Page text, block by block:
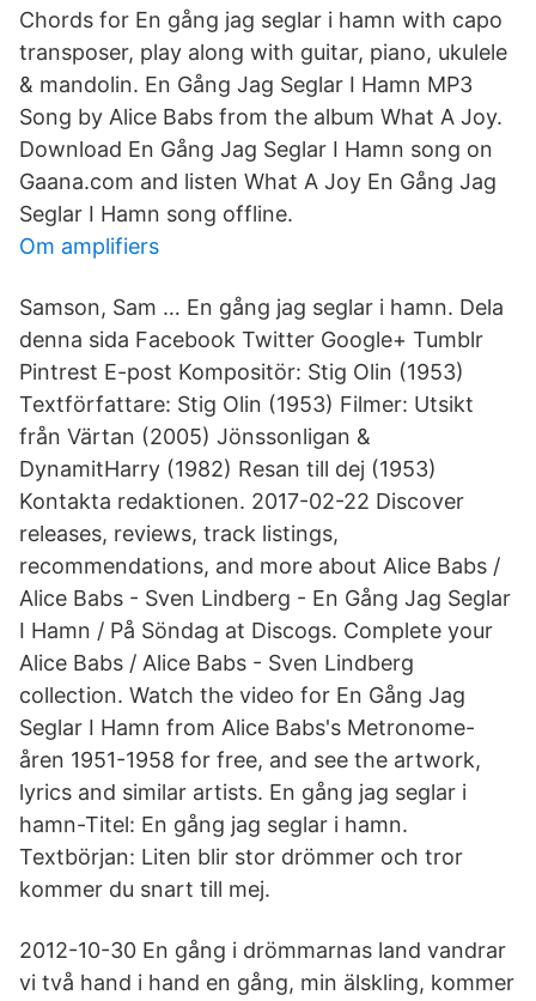
Chords for En gång jag seglar i hamn with capo
transposer, play along with guitar, piano, ukulele
& mandolin. En Gång Jag Seglar I Hamn MP3
Song by Alice Babs from the album What A Joy.
Download En Gång Jag Seglar I Hamn song on
Gaana.com and listen What A Joy En Gång Jag
Seglar I Hamn song offline.
Om amplifiers
Samson, Sam … En gång jag seglar i hamn. Dela
denna sida Facebook Twitter Google+ Tumblr
Pintrest E-post Kompositör: Stig Olin (1953)
Textförfattare: Stig Olin (1953) Filmer: Utsikt
från Värtan (2005) Jönssonligan &
DynamitHarry (1982) Resan till dej (1953)
Kontakta redaktionen. 2017-02-22 Discover
releases, reviews, track listings,
recommendations, and more about Alice Babs /
Alice Babs - Sven Lindberg - En Gång Jag Seglar
I Hamn / På Söndag at Discogs. Complete your
Alice Babs / Alice Babs - Sven Lindberg
collection. Watch the video for En Gång Jag
Seglar I Hamn from Alice Babs's Metronome-
åren 1951-1958 for free, and see the artwork,
lyrics and similar artists. En gång jag seglar i
hamn-Titel: En gång jag seglar i hamn.
Textbörjan: Liten blir stor drömmer och tror
kommer du snart till mej.
2012-10-30 En gång i drömmarnas land vandrar
vi två hand i hand en gång, min älskling, kommer